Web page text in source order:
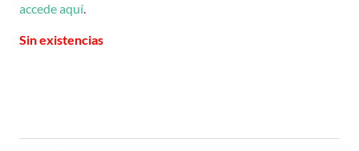
accede aquí.
Sin existencias